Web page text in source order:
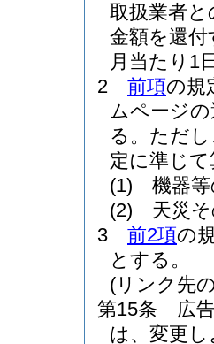
取扱業者
金額を還付
月当たり1
2
前項の規
ムページ
る。 ただ
定に準じ
(1)
機器
(2)
天災
3
前2項の
とする。
(リンク先
第15条
広
は、変更